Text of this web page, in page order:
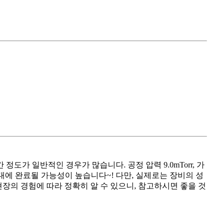
도가 일반적인 경우가 많습니다. 공정 압력 9.0mTorr, 가
에 완료될 가능성이 높습니다~! 다만, 실제로는 장비의 성
의 경험에 따라 정확히 알 수 있으니, 참고하시면 좋을 것